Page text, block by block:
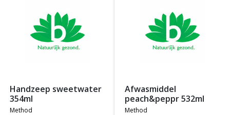
handzeep sweetwater
354ml
method
afwasmiddel
peach&peppr 532ml
method